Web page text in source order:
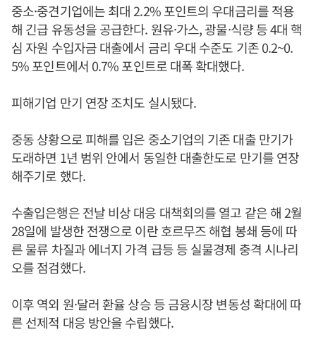
중소·중견기업에는 최대 2.2% 포인트의 우대금리를 적용
해 긴급 유동성을 공급한다. 원유·가스, 광물·식량 등 4대 핵
심 자원 수입자금 대출에서 금리 우대 수준도 기존 0.2~0.
5% 포인트에서 0.7% 포인트로 대폭 확대했다.
피해기업 만기 연장 조치도 실시됐다.
중동 상황으로 피해를 입은 중소기업의 기존 대출 만기가
도래하면 1년 범위 안에서 동일한 대출한도로 만기를 연장
해주기로 했다.
수출입은행은 전날 비상 대응 대책회의를 열고 같은 해 2월
28일에 발생한 전쟁으로 이란 호르무즈 해협 봉쇄 등에 따
른 물류 차질과 에너지 가격 급등 등 실물경제 충격 시나리
오를 점검했다.
이후 역외 원·달러 환율 상승 등 금융시장 변동성 확대에 따
른 선제적 대응 방안을 수립했다.